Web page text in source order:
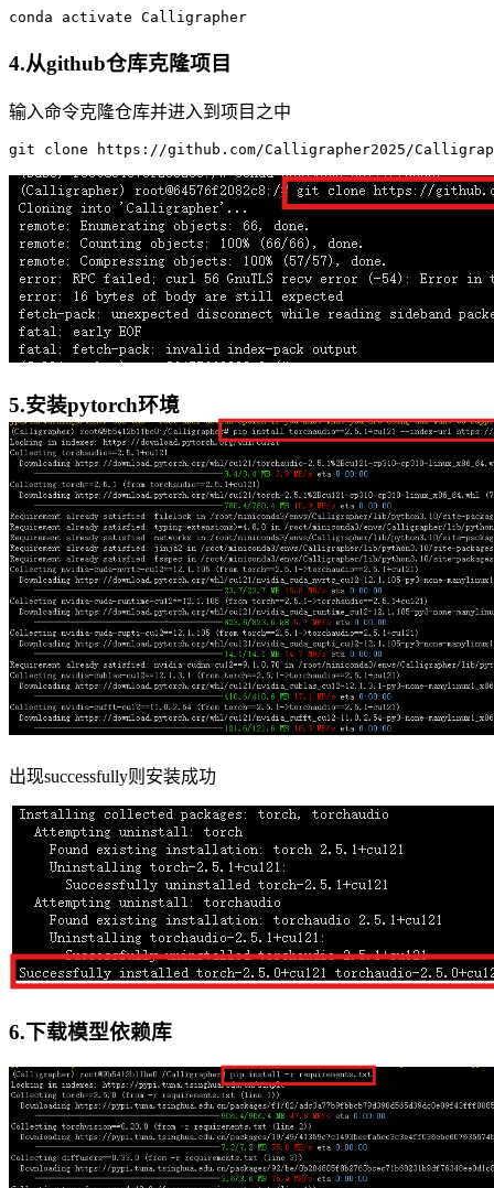
4.从github仓库克隆项目
输入命令克隆仓库并进入到项目之中
git clone
5.安装pytorch环境
出现successfully则安装成功
6.下载模型依赖库